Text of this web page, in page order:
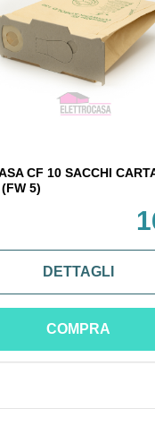
CF 10 SACCHI
5)
DETTAGLI
COMPRA